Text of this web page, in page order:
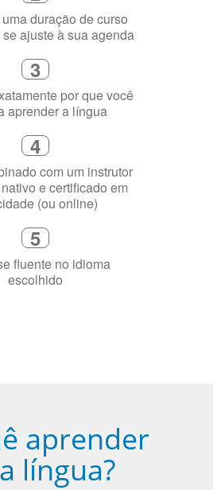
duração de curso
ajuste à sua agenda
3
por que você
aprender a língua
4
com um instrutor
e certificado em
(ou online)
5
fluente no idioma
escolhido
aprender
língua?